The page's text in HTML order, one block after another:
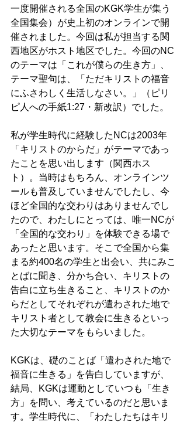
一度開催される全国のKGK学生が集う
全国集会）が史上初のオンラインで開
催されました。今回は私が担当する関
西地区がホスト地区でした。今回のNC
のテーマは「これが僕らの生き方」、
テーマ聖句は、「ただキリストの福音
にふさわしく生活しなさい。」（ピリ
ピ人への手紙1:27・新改訳）でした。
私が学生時代に経験したNCは2003年
「キリストのからだ」がテーマであっ
たことを思い出します（関西ホス
ト）。当時はもちろん、オンラインツ
ールも普及していませんでしたし、今
ほど全国的な交わりはありませんでし
たので、わたしにとっては、唯一NCが
「全国的な交わり」を体験できる場で
あったと思います。そこで全国から集
まる約400名の学生と出会い、共にみこ
とばに聞き、分かち合い、キリストの
告白に立ち生きること、キリストのか
らだとしてそれぞれが遣わされた地で
キリスト者として教会に生きるといっ
た大切なテーマをもらいました。
KGKは、礎のことば「遣わされた地で
福音に生きる」を告白していますが、
結局、KGKは運動としていつも「生き
方」を問い、考えているのだと思いま
す。学生時代に、「わたしたちはキリ